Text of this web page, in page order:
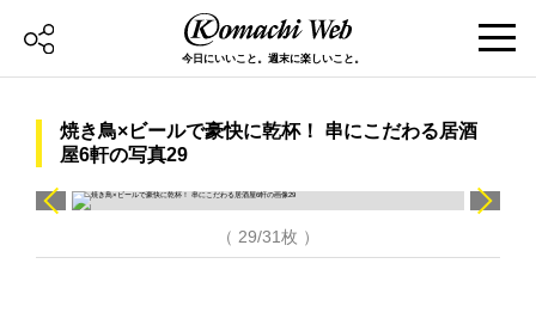
今日にいいこと。週末に楽しいこと。
焼き鳥×ビールで豪快に乾杯！ 串にこだわる居酒
屋6軒の写真29
（ 29/31枚 ）